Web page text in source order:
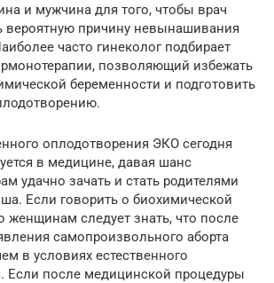
и мужчина для того, чтобы врач
вероятную причину невынашивания
часто гинеколог подбирает
позволяющий избежать
беременности и подготовить
оплодотворения ЭКО сегодня
в медицине, давая шанс
удачно зачать и стать родителями
Если говорить о биохимической
женщинам следует знать, что после
самопроизвольного аборта
в условиях естественного
Если после медицинской процедуры